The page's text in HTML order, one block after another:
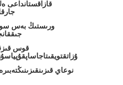
قازاقستانداعى
ورىستىڭ بەس
قوس
نوعاي